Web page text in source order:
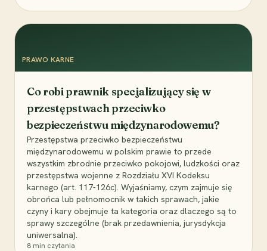
PRAWO KARNE
Co robi prawnik specjalizujący się w
przestępstwach przeciwko
bezpieczeństwu międzynarodowemu?
Przestępstwa przeciwko bezpieczeństwu
międzynarodowemu w polskim prawie to przede
wszystkim zbrodnie przeciwko pokojowi, ludzkości oraz
przestępstwa wojenne z Rozdziału XVI Kodeksu
karnego (art. 117-126c). Wyjaśniamy, czym zajmuje się
obrońca lub pełnomocnik w takich sprawach, jakie
czyny i kary obejmuje ta kategoria oraz dlaczego są to
sprawy szczególne (brak przedawnienia, jurysdykcja
uniwersalna).
8 min czytania